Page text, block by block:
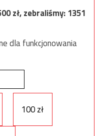
zł, zebraliśmy:1351
dla funkcjonowania
100 zł